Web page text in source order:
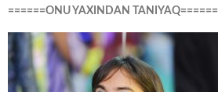
======ONU YAXINDAN TANIYAQ======